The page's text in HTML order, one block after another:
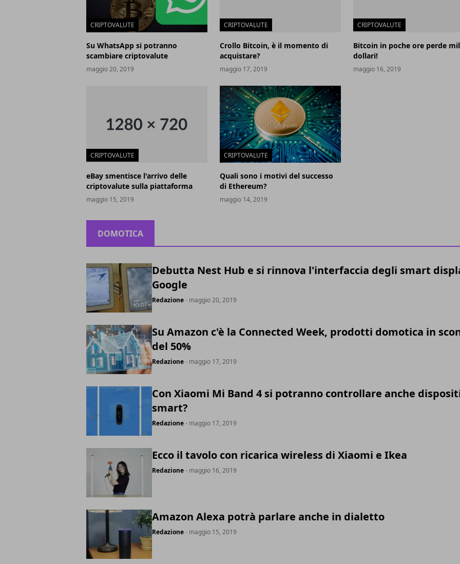
CRIPTOVALUTE
Su WhatsApp si potranno
scambiare criptovalute
maggio 20, 2019
CRIPTOVALUTE
Crollo Bitcoin, è il momento di
acquistare?
maggio 17, 2019
CRIPTOVALUTE
Bitcoin in poche ore perde
dollari!
maggio 16, 2019
CRIPTOVALUTE
eBay smentisce l'arrivo delle
criptovalute sulla piattaforma
maggio 15, 2019
CRIPTOVALUTE
Quali sono i motivi del successo
di Ethereum?
maggio 14, 2019
DOMOTICA
Debutta Nest Hub e si rinnova l'interfaccia degli smart
Google
Redazione- maggio 20, 2019
Su Amazon c'è la Connected Week, prodotti domotica in
del 50%
Redazione- maggio 17, 2019
Con Xiaomi Mi Band 4 si potranno controllare anche
smart?
Redazione- maggio 17, 2019
Ecco il tavolo con ricarica wireless di Xiaomi e Ikea
Redazione- maggio 16, 2019
Amazon Alexa potrà parlare anche in dialetto
Redazione- maggio 15, 2019